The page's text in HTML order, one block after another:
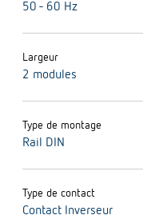
50 - 60 Hz
Largeur
2 modules
Type de montage
Rail DIN
Type de contact
Contact Inverseur